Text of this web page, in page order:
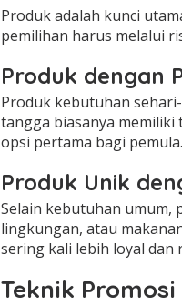
Produk adalah kunci
pemilihan harus melalui
Produk dengan
Produk kebutuhan
tangga biasanya
opsi pertama bagi pemula.
Produk Unik
Selain kebutuhan umum,
lingkungan, atau
sering kali lebih loyal dan
Teknik